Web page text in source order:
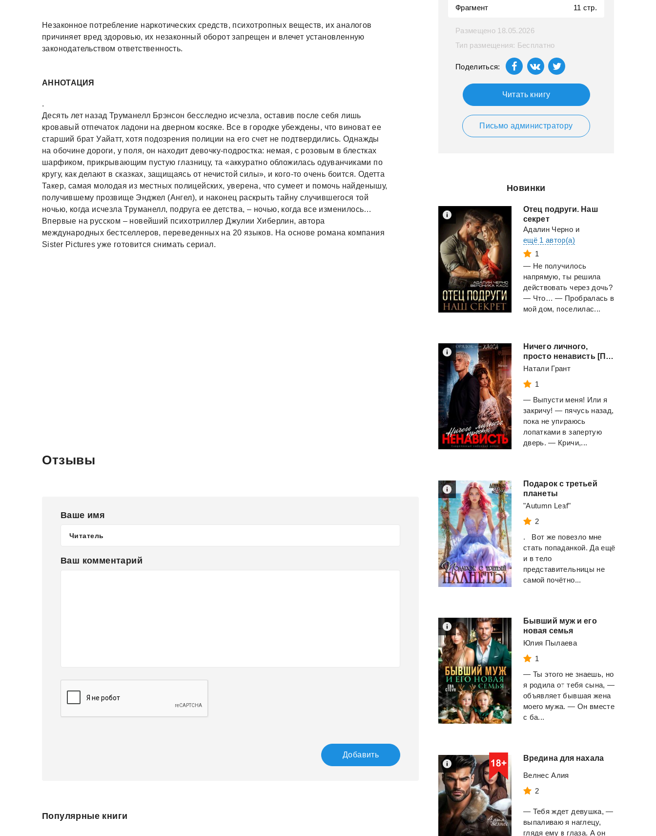
Незаконное потребление наркотических средств, психотропных веществ, их аналогов
причиняет вред здоровью, их незаконный оборот запрещен и влечет установленную
законодательством ответственность.
АННОТАЦИЯ
.
Десять лет назад Труманелл Брэнсон бесследно исчезла, оставив после себя лишь
кровавый отпечаток ладони на дверном косяке. Все в городке убеждены, что виноват ее
старший брат Уайатт, хотя подозрения полиции на его счет не подтвердились. Однажды
на обочине дороги, у поля, он находит девочку-подростка: немая, с розовым в блестках
шарфиком, прикрывающим пустую глазницу, та «аккуратно обложилась одуванчиками по
кругу, как делают в сказках, защищаясь от нечистой силы», и кого-то очень боится. Одетта
Такер, самая молодая из местных полицейских, уверена, что сумеет и помочь найденышу,
получившему прозвище Энджел (Ангел), и наконец раскрыть тайну случившегося той
ночью, когда исчезла Труманелл, подруга ее детства, – ночью, когда все изменилось…
Впервые на русском – новейший психотриллер Джулии Хиберлин, автора
международных бестселлеров, переведенных на 20 языков. На основе романа компания
Sister Pictures уже готовится снимать сериал.
Отзывы
Ваше имя
Ваш комментарий
Добавить
Популярные книги
Фрагмент 11 стр.
Размещено 18.05.2026
Тип размещения: Бесплатно
Поделиться:
Читать книгу
Письмо администратору
Новинки
Отец подруги. Наш
секрет
Адалин Черно и
ещё 1 автор(а)
1
— Не получилось
напрямую, ты решила
действовать через дочь?
— Что… — Пробралась в
мой дом, поселилас...
Ничего личного,
просто ненависть [Первая книга
Натали Грант
1
— Выпусти меня! Или я
закричу! — пячусь назад,
пока не упираюсь
лопатками в запертую
дверь. — Кричи,...
Подарок с третьей
планеты
"Autumn Leaf"
2
. Вот же повезло мне
стать попаданкой. Да ещё
и в тело
представительницы не
самой почётно...
Бывший муж и его
новая семья
Юлия Пылаева
1
— Ты этого не знаешь, но
я родила от тебя сына, —
объявляет бывшая жена
моего мужа. — Он вместе
с ба...
Вредина для нахала
Велнес Алия
2
— Тебя ждет девушка, —
выпаливаю я наглецу,
глядя ему в глаза. А он